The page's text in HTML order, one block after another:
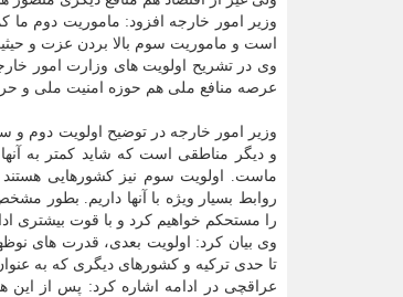
وزیر امور خارجه افزود: ماموریت دوم
است و ماموریت سوم بالا بردن عزت و
وی در تشریح اولویت های وزارت امور
عرصه منافع ملی هم حوزه امنیت ملی و
وزیر امور خارجه در توضیح اولویت دوم و
و دیگر مناطقی است که شاید کمتر به
ماست. اولویت سوم نیز کشورهایی
روابط بسیار ویژه با آنها داریم. بطور
را مستحکم خواهیم کرد و با قوت بیشتری
وی بیان کرد: اولویت بعدی، قدرت های
تا حدی ترکیه و کشورهای دیگری که به
عراقچی در ادامه اشاره کرد: پس از این